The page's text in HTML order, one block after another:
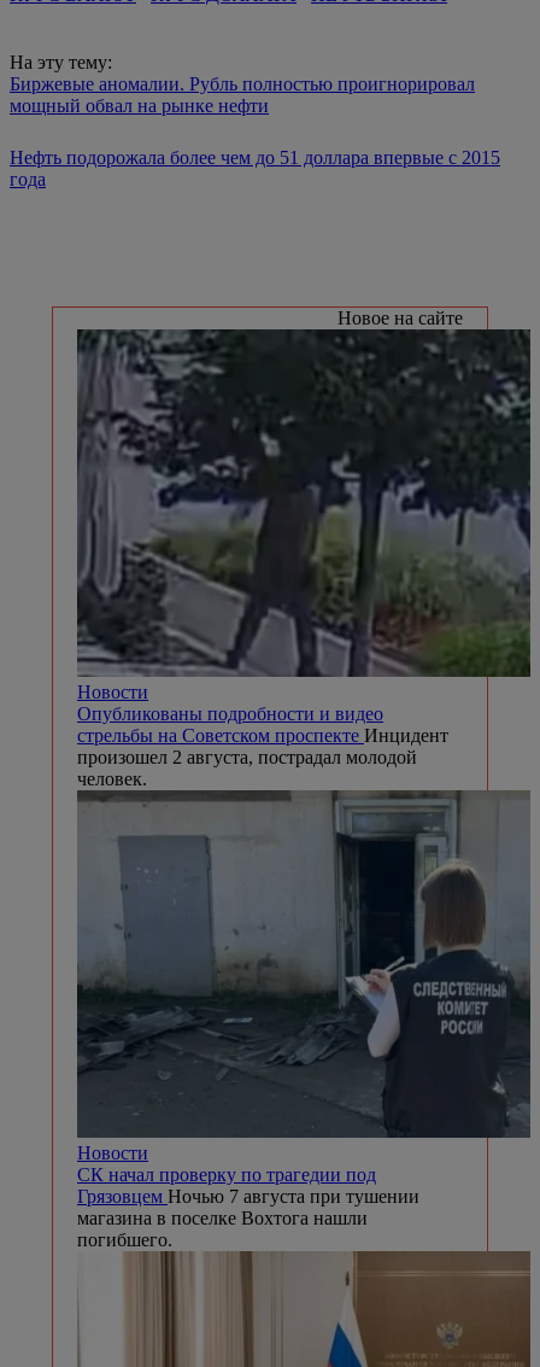
На эту тему:
Биржевые аномалии. Рубль полностью проигнорировал
мощный обвал на рынке нефти
Нефть подорожала более чем до 51 доллара впервые с 2015
года
Новое на сайте
Новости
Опубликованы подробности и видео
стрельбы на Советском проспекте Инцидент
произошел 2 августа, пострадал молодой
человек.
Новости
СК начал проверку по трагедии под
Грязовцем Ночью 7 августа при тушении
магазина в поселке Вохтога нашли
погибшего.